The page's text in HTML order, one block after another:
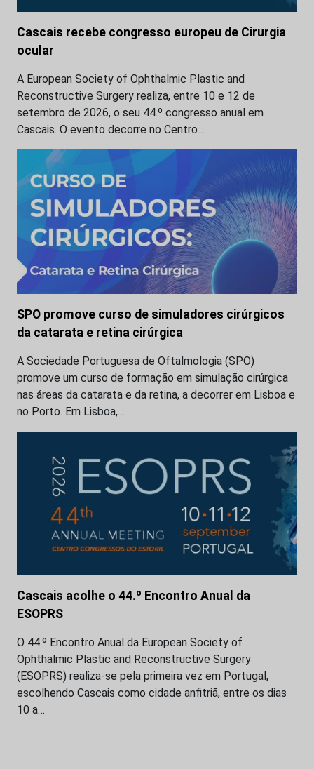
Cascais recebe congresso europeu de Cirurgia
ocular
A European Society of Ophthalmic Plastic and
Reconstructive Surgery realiza, entre 10 e 12 de
setembro de 2026, o seu 44.º congresso anual em
Cascais. O evento decorre no Centro…
SPO promove curso de simuladores cirúrgicos
da catarata e retina cirúrgica
A Sociedade Portuguesa de Oftalmologia (SPO)
promove um curso de formação em simulação cirúrgica
nas áreas da catarata e da retina, a decorrer em Lisboa e
no Porto. Em Lisboa,…
Cascais acolhe o 44.º Encontro Anual da
ESOPRS
O 44.º Encontro Anual da European Society of
Ophthalmic Plastic and Reconstructive Surgery
(ESOPRS) realiza-se pela primeira vez em Portugal,
escolhendo Cascais como cidade anfitriã, entre os dias
10 a…